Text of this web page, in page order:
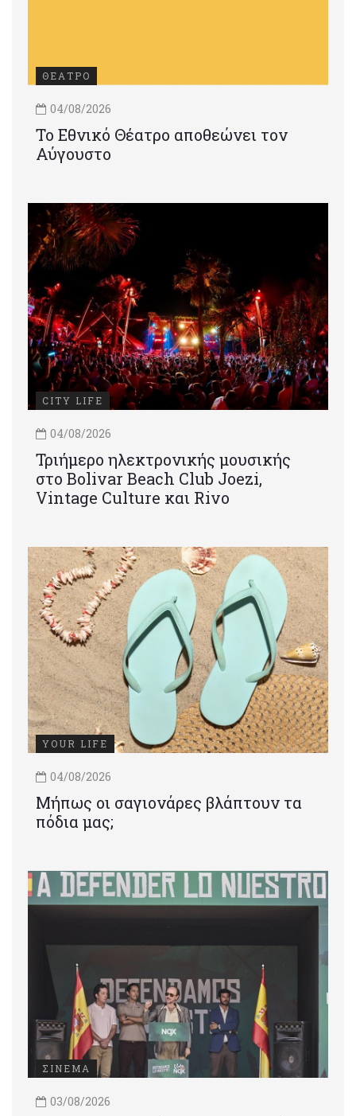
ΘΕΑΤΡΟ
04/08/2026
Το Εθνικό Θέατρο αποθεώνει τον
Αύγουστο
CITY LIFE
04/08/2026
Τριήμερο ηλεκτρονικής μουσικής
στο Bolivar Beach Club Joezi,
Vintage Culture και Rivo
YOUR LIFE
04/08/2026
Μήπως οι σαγιονάρες βλάπτουν τα
πόδια μας;
ΣΙΝΕΜΑ
03/08/2026